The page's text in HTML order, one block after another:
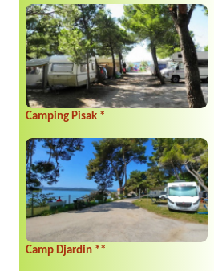
Camping Pisak *
Camp Djardin **